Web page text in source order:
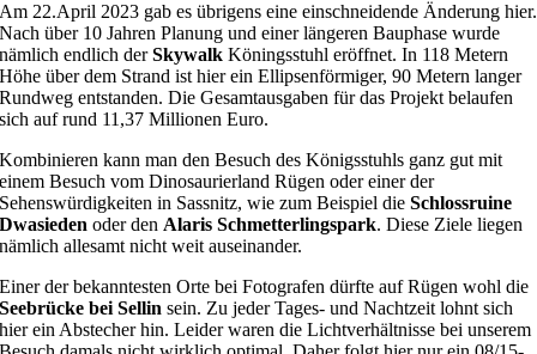
Am 22.April 2023 gab es übrigens eine einschneidende Änderung hier.
Nach über 10 Jahren Planung und einer längeren Bauphase wurde
nämlich endlich derSkywalk Köningsstuhl eröffnet. In 118 Metern
Höhe über dem Strand ist hier ein Ellipsenförmiger, 90 Metern langer
Rundweg entstanden. Die Gesamtausgaben für das Projekt belaufen
sich auf rund 11,37 Millionen Euro.
Kombinieren kann man den Besuch des Königsstuhls ganz gut mit
einem Besuch vom Dinosaurierland Rügen oder einer der
Sehenswürdigkeiten in Sassnitz, wie zum Beispiel dieSchlossruine
Dwasieden oder denAlaris Schmetterlingspark. Diese Ziele liegen
nämlich allesamt nicht weit auseinander.
Einer der bekanntesten Orte bei Fotografen dürfte auf Rügen wohl die
Seebrücke bei Sellin sein. Zu jeder Tages- und Nachtzeit lohnt sich
hier ein Abstecher hin. Leider waren die Lichtverhältnisse bei unserem